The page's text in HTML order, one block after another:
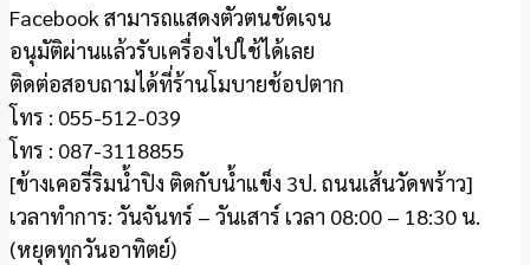
Facebook สามารถแสดงตัวตนชัดเจน
อนุมัติผ่านแล้วรับเครื่องไปใช้ได้เลย
ติดต่อสอบถามได้ที่ร้านโมบายช้อปตาก
โทร : 055-512-039
โทร : 087-3118855
[ข้างเคอรี่ริมน้ำปิง ติดกับน้ำแข็ง 3ป. ถนนเส้นวัดพร้าว]
เวลาทำการ: วันจันทร์ – วันเสาร์ เวลา 08:00 – 18:30 น.
(หยุดทุกวันอาทิตย์)